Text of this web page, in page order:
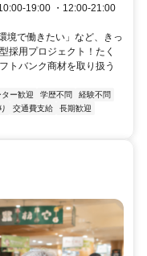
19:00 ・12:00-21:00
境で働きたい」など、きっ
採用プロジェクト！たく
トバンク商材を取り扱う
ター歓迎 学歴不問
経験不問
交通費支給
長期歓迎